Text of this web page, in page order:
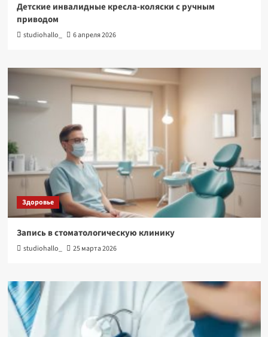
Детские инвалидные кресла-коляски с ручным
приводом
studiohallo_ 6 апреля 2026
Здоровье
Запись в стоматологическую клинику
studiohallo_ 25 марта 2026